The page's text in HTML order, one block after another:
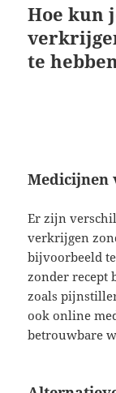
Hoe kun
te
Medicijnen
Er zijn
verkrijgen
bijvoorbeeld
zonder recept
zoals
ook online
betrouwbare